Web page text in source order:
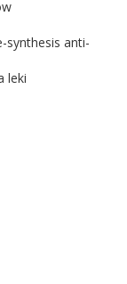
synthesis anti-
leki